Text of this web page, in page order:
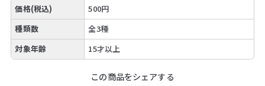
価格(税込)
500円
種類数
全3種
対象年齢
15才以上
この商品をシェアする